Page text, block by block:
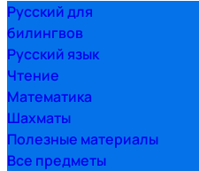
Русский для
билингвов
Русский язык
Чтение
Математика
Шахматы
Полезные материалы
Все предметы